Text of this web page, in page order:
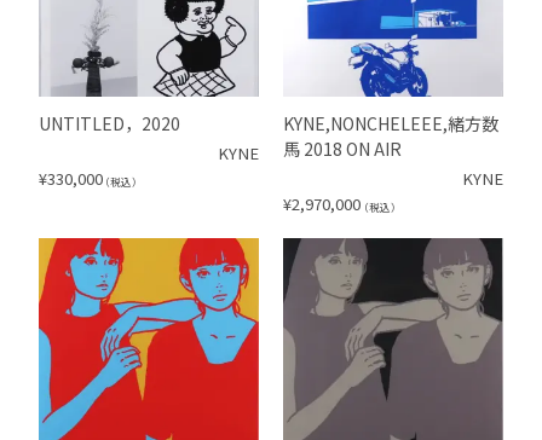
UNTITLED，2020
KYNE
¥330,000 （税込）
KYNE,NONCHELEEE,緒方数
馬 2018 ON AIR
KYNE
¥2,970,000 （税込）